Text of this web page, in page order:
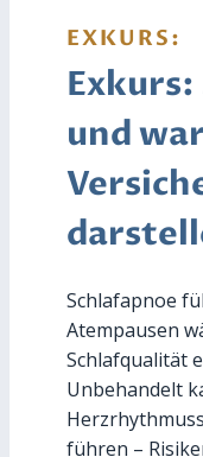
EXKURS:
Exkurs:
und
Schlafapnoe
Atempausen
Schlafqualität
Unbehandelt
führen –